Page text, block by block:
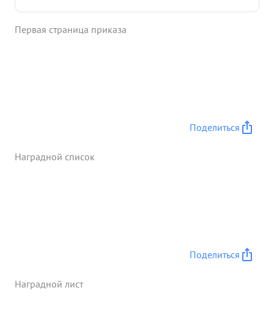
бесстрашия, смелости и умения в руководстве
Первая страница приказа
Поделиться
Наградной список
Поделиться
Наградной лист